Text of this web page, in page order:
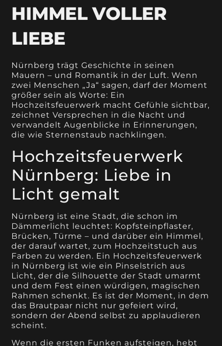
HIMMEL VOLLER
LIEBE
Nürnberg trägt Geschichte in seinen
Mauern – und Romantik in der Luft. Wenn
zwei Menschen „Ja“ sagen, darf der Moment
größer sein als Worte: Ein
Hochzeitsfeuerwerk macht Gefühle sichtbar,
zeichnet Versprechen in die Nacht und
verwandelt Augenblicke in Erinnerungen,
die wie Sternenstaub nachklingen.
Hochzeitsfeuerwerk
Nürnberg: Liebe in
Licht gemalt
Nürnberg ist eine Stadt, die schon im
Dämmerlicht leuchtet: Kopfsteinpflaster,
Brücken, Türme – und darüber ein Himmel,
der darauf wartet, zum Hochzeitstuch aus
Farben zu werden. Ein Hochzeitsfeuerwerk
in Nürnberg ist wie ein Pinselstrich aus
Licht, der die Silhouette der Stadt umarmt
und dem Fest einen würdigen, magischen
Rahmen schenkt. Es ist der Moment, in dem
das Brautpaar nicht nur gefeiert wird,
sondern der Abend selbst zu applaudieren
scheint.
Wenn die ersten Funken aufsteigen, hebt